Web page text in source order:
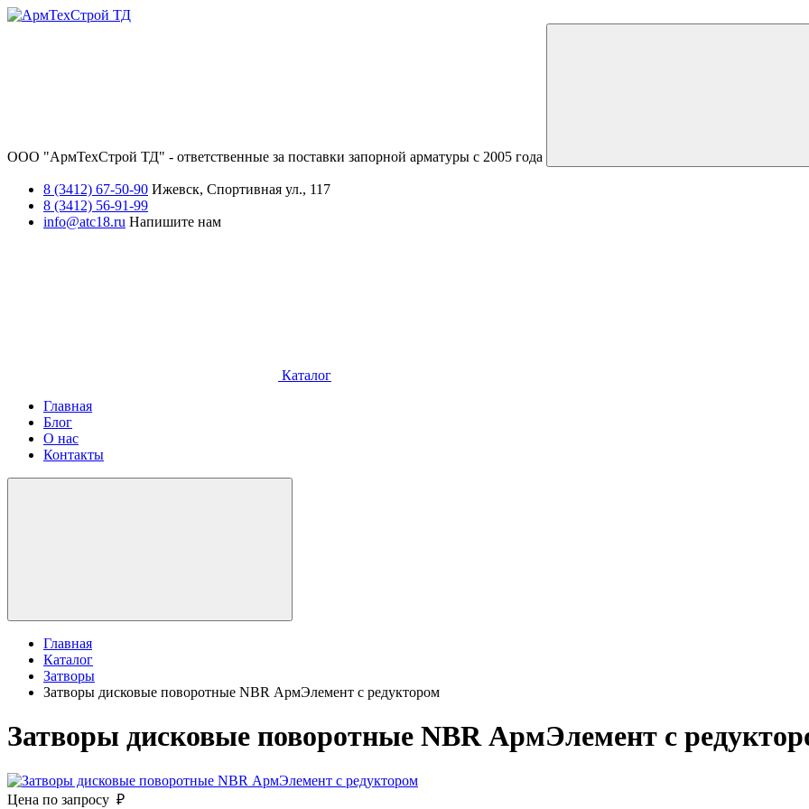
ООО "АрмТехСтрой ТД" - ответственные за поставки запорной арматуры с 2005 года
8 (3412) 67-50-90 Ижевск, Спортивная ул., 117
8 (3412) 56-91-99
info@atc18.ru Напишите нам
Каталог
Главная
Блог
О нас
Контакты
Главная
Каталог
Затворы
Затворы дисковые поворотные NBR АрмЭлемент с редуктором
Затворы дисковые поворотные NBR АрмЭлемент с
Цена по запросу ₽